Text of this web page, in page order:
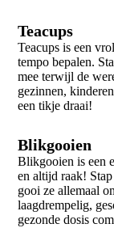
Teacups
Teacups is een
tempo bepalen.
mee terwijl de
gezinnen,
een tikje draai!
Blikgooien
Blikgooien is een
en altijd raak!
gooi ze allemaal
laagdrempelig,
gezonde dosis